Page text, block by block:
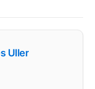
Uller